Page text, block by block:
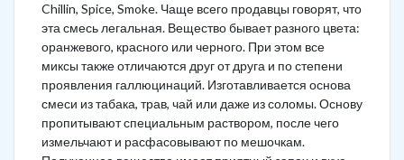
Chillin, Spice, Smoke. Чаще всего продавцы говорят, что
эта смесь легальная. Вещество бывает разного цвета:
оранжевого, красного или черного. При этом все
миксы также отличаются друг от друга и по степени
проявления галлюцинаций. Изготавливается основа
смеси из табака, трав, чай или даже из соломы. Основу
пропитывают специальным раствором, после чего
измельчают и расфасовывают по мешочкам.